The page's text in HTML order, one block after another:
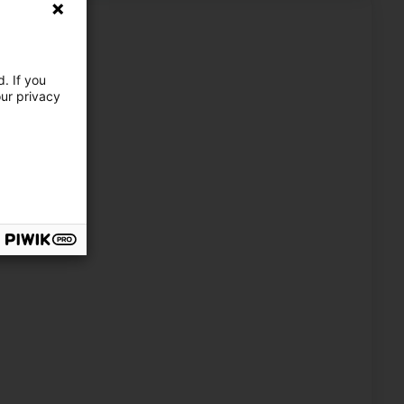
recommended
ayez apprécié notre service et nous vous
sommes impatients de vous revoir bientôt. 🙌
toute autre analyse ou question. À bientôt
If you
privacy